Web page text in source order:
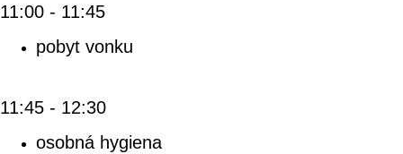
11:00 - 11:45
pobyt vonku
11:45 - 12:30
osobná hygiena